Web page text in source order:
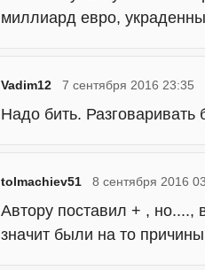
миллиард евро,
Vadim12 7 сентября 2016 23:35
Надо бить. Разговаривать
tolmachiev51 8 сентября 2016
Автору поставил + , но....,
значит были на то